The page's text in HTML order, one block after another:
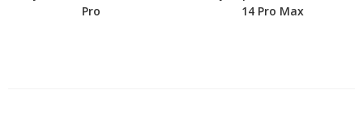
Pro
14 Pro Max